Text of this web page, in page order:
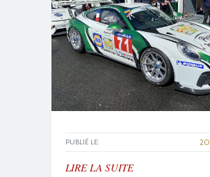
PUBLIÉ LE:
LIRE LA SUITE